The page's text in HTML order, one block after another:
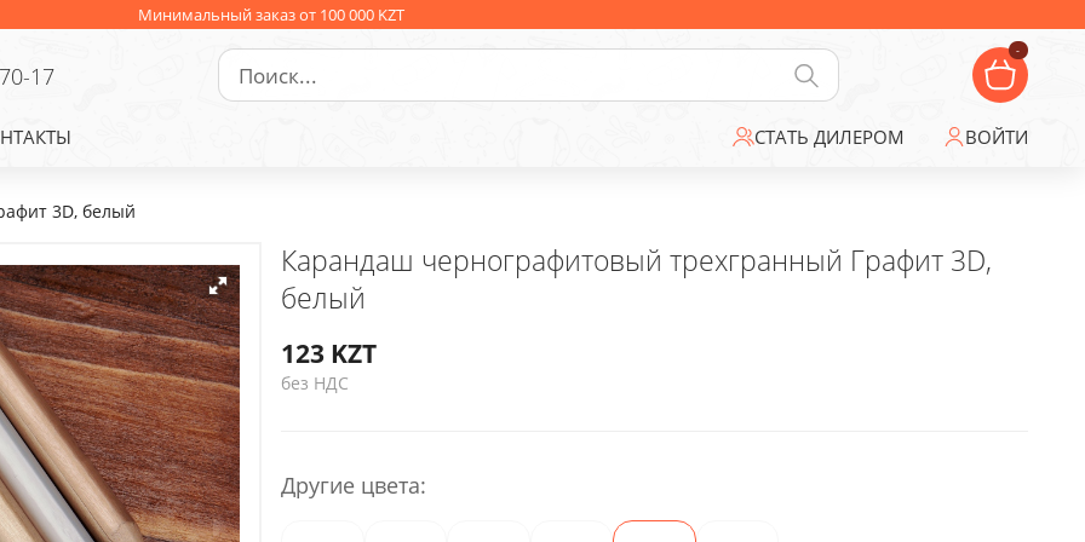
Минимальный заказ от 100 000 KZT
17
-
СТАТЬ ДИЛЕРОМ ВОЙТИ
3D, белый
Карандаш чернографитовый трехгранный Графит 3D,
белый
123 KZT
без НДС
Другие цвета: